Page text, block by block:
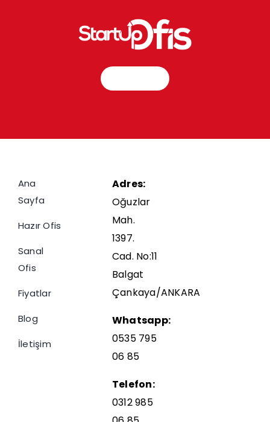
Ana
Sayfa
Hazır Ofis
Sanal
Ofis
Fiyatlar
Blog
İletişim
Adres:
Oğuzlar
Mah.
1397.
Cad. No:11
Balgat
Çankaya/ANKARA
Whatsapp:
0535 795
06 85
Telefon:
0312 985